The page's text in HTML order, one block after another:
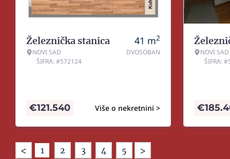
Železnička stanica
NOVI SAD
ŠIFRA: #572124
41 m2
DVOSOBAN
Više o nekretnini >
€121.540
NOVI SAD
ŠIFRA:
€
< 1 2 3 4 5 >